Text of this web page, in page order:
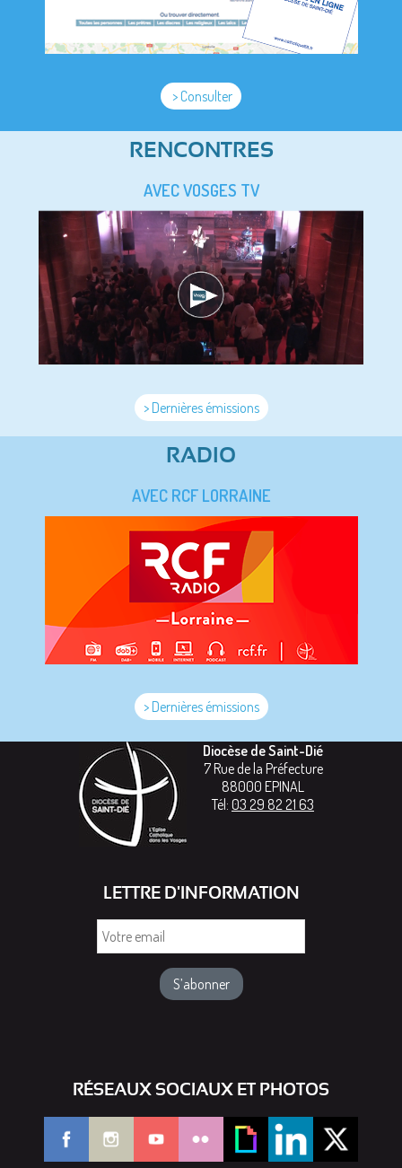
> Consulter
RENCONTRES
AVEC VOSGES TV
> Dernières émissions
RADIO
AVEC RCF LORRAINE
> Dernières émissions
Diocèse de Saint-Dié
7 Rue de la Préfecture
88000 EPINAL
Tél: 03 29 82 21 63
LETTRE D'INFORMATION
RÉSEAUX SOCIAUX ET PHOTOS